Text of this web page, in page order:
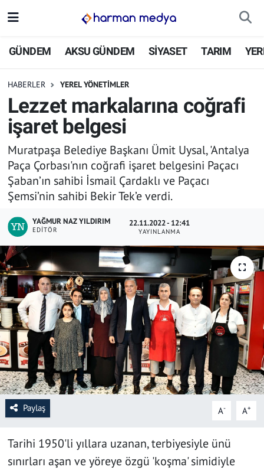
GÜNDEM AKSU GÜNDEM SİYASET TARIM
HABERLER YEREL YÖNETİMLER
Lezzet markalarına coğrafi
işaret belgesi
Muratpaşa Belediye Başkanı Ümit Uysal, 'Antalya
Paça Çorbası'nın coğrafi işaret belgesini Paçacı
Şaban’ın sahibi İsmail Çardaklı ve Paçacı
Şemsi’nin sahibi Bekir Tek’e verdi.
YAĞMUR NAZ YILDIRIM
EDITÖR
22.11.2022 - 12:41
YAYINLANMA
Paylaş A- A+
Tarihi 1950'li yıllara uzanan, terbiyesiyle ünü
sınırları aşan ve yöreye özgü 'koşma' simidiyle
GÜNDEM
SİYASET
TARIM
YEREL YÖNETİMLER
EKONOMİ
ASAYİŞ
SPOR
SAĞLIK
YAŞAM
KÜLTÜR SANAT
EĞİTİM
İstanbul Nöbetçi Eczaneler
İstanbul Trafik Yoğunluk Haritası
Süper Lig Puan Durumu ve Fikstür
Tüm Manşetler
Son Dakika Haberleri
Haber Arşivi